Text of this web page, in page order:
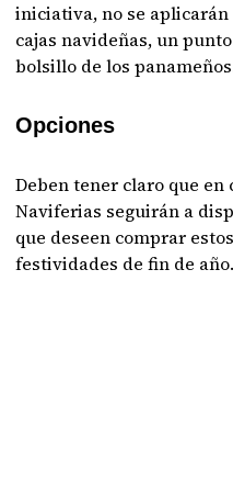
iniciativa, no se
cajas navideñas, un
bolsillo de los
Opciones
Deben tener claro que en
Naviferias seguirán a
que deseen comprar
festividades de fin de año.